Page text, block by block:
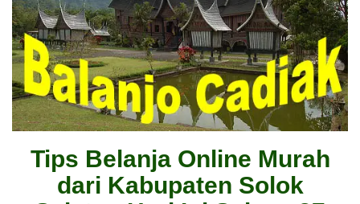
Tips Belanja Online Murah
dari Kabupaten Solok